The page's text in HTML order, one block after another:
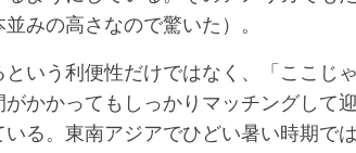
みの高さなので驚いた）。
いう利便性だけではなく、「ここじ
かかってもしっかりマッチングして
る。東南アジアでひどい暑い時期で